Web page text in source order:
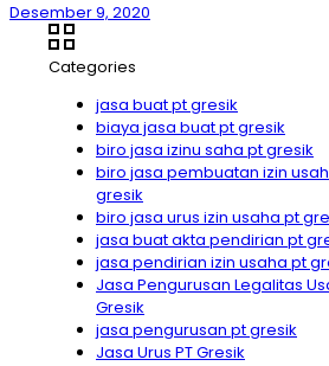
Desember 9, 2020
Categories
jasa buat pt gresik
biaya jasa buat pt gresik
biro jasa izinu saha pt gresik
biro jasa pembuatan izin
gresik
biro jasa urus izin usaha pt
jasa buat akta pendirian pt
jasa pendirian izin usaha pt
Jasa Pengurusan Legalitas
Gresik
jasa pengurusan pt gresik
Jasa Urus PT Gresik